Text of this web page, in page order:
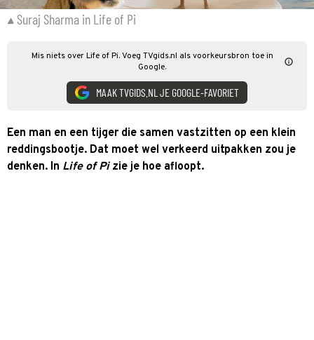
Suraj Sharma in Life of Pi
Mis niets over Life of Pi. Voeg TVgids.nl als voorkeursbron toe in
Google.
MAAK TVGIDS.NL JE GOOGLE-FAVORIET
Een man en een tijger die samen vastzitten op een klein
reddingsbootje. Dat moet wel verkeerd uitpakken zou je
denken. In Life of Pizie je hoe afloopt.